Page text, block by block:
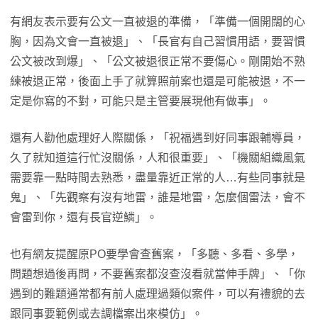
有網友表示要有公文一直被退的準備，「準備一個開闊的心
胸，因為文會一直被退」、「長官有自己習慣用語，要習慣
公文被改到爆」、「公文被退很正常不要傷心。剛開始不熟
練被退正常，後面上手了就算照前案也還是可能被退，不一
定是你寫的不對，可能只是主管要展現他有做事」。
還有人勸他處理好人際關係，「祝福遇到好同事跟輔導員，
久了就知道這行忙沒關係，人和很重要」、「機關組織風氣
需要靠一點時間去熟悉，盡量靠近正常的人…有些同事就是
鬼」、「先觀察有沒有地雷，誰是地雷，怎麼個雷法，會不
會雷到你，還有長官逆鱗」。
也有網友提醒原PO要學會查舊案，「多聽、多看、多學，
問題想過後再問，不要舊案都沒查沒看就當伸手牌」、「你
遇到的難題通常都有前人處理過類似案件，可以有禮貌的去
跟同事要範例或去調檔案出來模仿」。